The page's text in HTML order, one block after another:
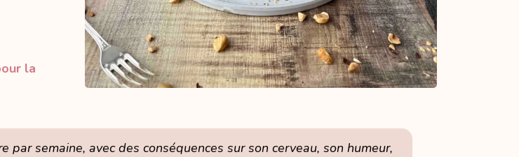
la
semaine, avec des conséquences sur son cerveau, son humeur,